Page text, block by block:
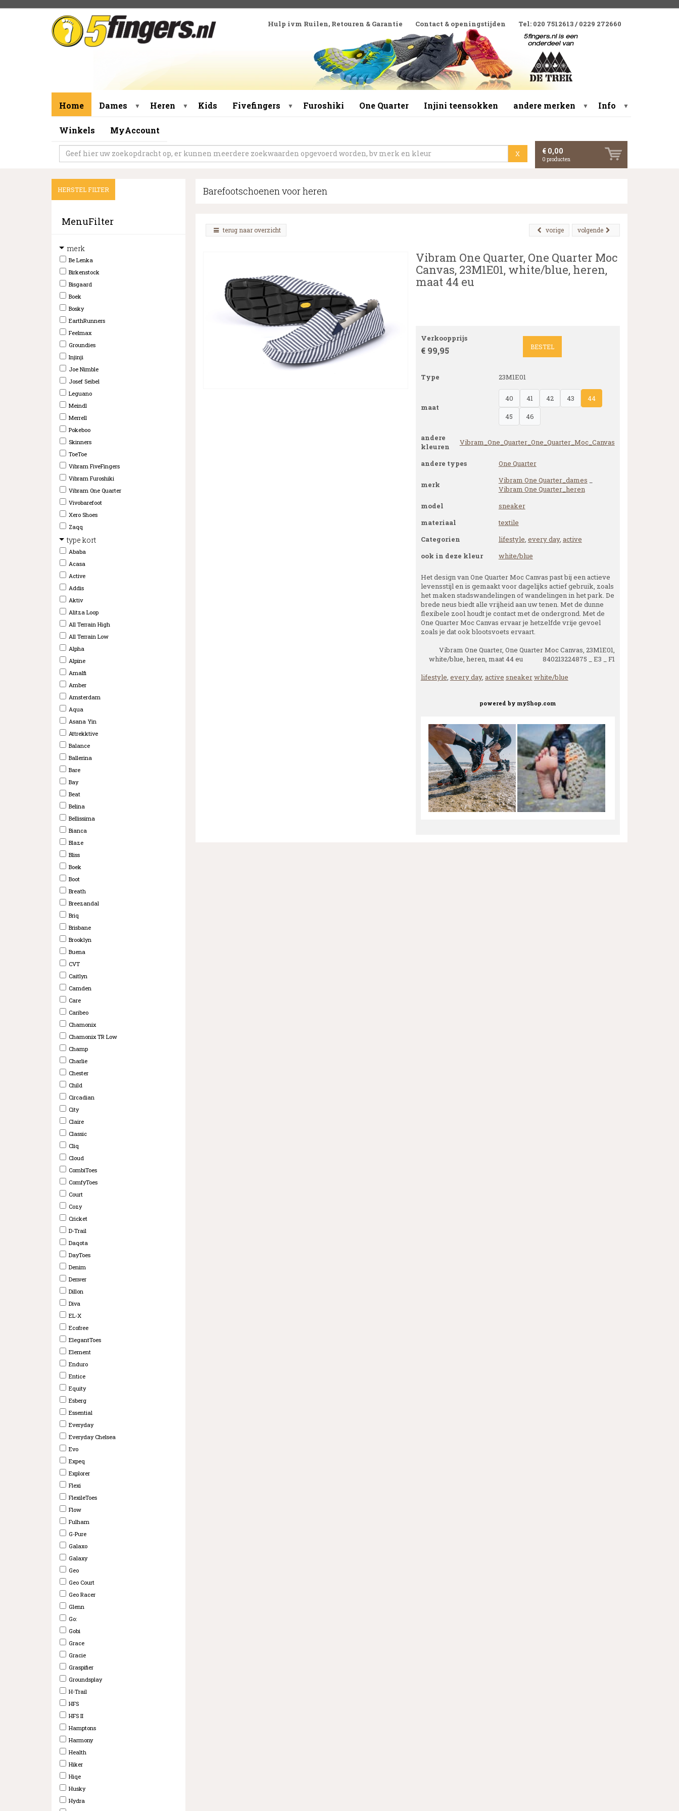
Hulp ivm Ruilen, Retouren & Garantie Contact & openingstijden Tel: 020 7512613 / 0229 272660
Home Dames ▼ Heren ▼ Kids Fivefingers ▼ Furoshiki One Quarter Injini teensokken andere merken ▼ Info ▼
Winkels MyAccount
X € 0,00
0 producten
HERSTEL FILTER
MenuFilter
merk
Be Lenka
Birkenstock
Bisgaard
Boek
Bosky
EarthRunners
Feelmax
Groundies
Injinji
Joe Nimble
Josef Seibel
Leguano
Meindl
Merrell
Pokeboo
Skinners
ToeToe
Vibram FiveFingers
Vibram Furoshiki
Vibram One Quarter
Vivobarefoot
Xero Shoes
Zaqq
type kort
Ababa
Acasa
Active
Addis
Aktiv
Alitza Loop
All Terrain High
All Terrain Low
Alpha
Alpine
Amalfi
Amber
Amsterdam
Aqua
Asana Yin
Attrekktive
Balance
Ballerina
Bare
Bay
Beat
Belina
Bellissima
Bianca
Blaze
Bliss
Boek
Boot
Breath
Breezandal
Briq
Brisbane
Brooklyn
Buena
CVT
Caitlyn
Camden
Care
Caribeo
Chamonix
Chamonix TR Low
Champ
Charlie
Chester
Child
Circadian
City
Claire
Classic
Cliq
Cloud
CombiToes
ComfyToes
Court
Cozy
Cricket
D-Trail
Daqota
DayToes
Denim
Denver
Dillon
Diva
EL-X
Ecofree
ElegantToes
Element
Enduro
Entice
Equity
Esberg
Essential
Everyday
Everyday Chelsea
Evo
Expeq
Explorer
Flexi
FlexileToes
Flow
Fulham
G-Pure
Galaxo
Galaxy
Geo
Geo Court
Geo Racer
Glenn
Go:
Gobi
Grace
Gracie
Graspifier
Groundsplay
H-Trail
HFS
HFS II
Hamptons
Harmony
Health
Hiker
Hiqe
Husky
Hydra
Barefootschoenen voor heren
terug naar overzicht volgende
vorige
Vibram One Quarter, One Quarter Moc
Canvas, 23M1E01, white/blue, heren,
maat 44 eu
Verkoopprijs
€ 99,95 BESTEL
Type 23M1E01
maat
40 41 42 43
44
45
46
andere
kleuren
Vibram_One_Quarter_One_Quarter_Moc_Canvas
andere types One Quarter
merk Vibram One Quarter_dames
Vibram One Quarter_heren
model
sneaker
materiaal
textile
Categorien
lifestyle, every day, active
ook in deze kleur
white/blue
Het design van One Quarter Moc Canvas past bij een actieve
levensstijl en is gemaakt voor dagelijks actief gebruik, zoals
het maken stadswandelingen of wandelingen in het park. De
brede neus biedt alle vrijheid aan uw tenen. Met de dunne
flexibele zool houdt je contact met de ondergrond. Met de
One Quarter Moc Canvas ervaar je hetzelfde vrije gevoel
zoals je dat ook blootsvoets ervaart.
Vibram One Quarter, One Quarter Moc Canvas, 23M1E01,
white/blue, heren, maat 44 eu 840213224875 _ E3 _ F1
lifestyle, every day, active sneakerwhite/blue
powered by myShop.com